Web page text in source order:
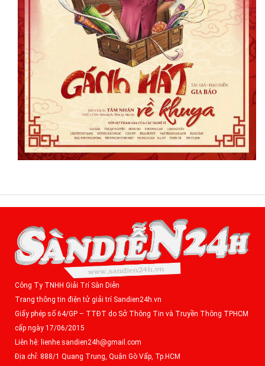
Công Ty TNHH Giải Trí Sàn Diễn
Trang thông tin điện tử giải trí Sandien24h.vn
Giấy phép số 64/GP – TTĐT do Sở Thông Tin và Truyền Thông TPHCM
cấp ngày 17/06/2015
Liên hệ: lienhe.sandien24h@gmail.com
Địa chỉ: 888/1 Quang Trung, Quận Gò Vấp, Tp.HCM